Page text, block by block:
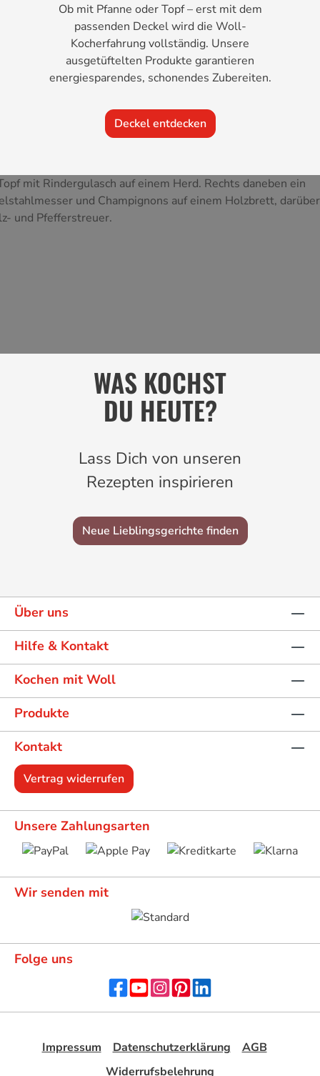
Ob mit Pfanne oder Topf – erst mit dem
passenden Deckel wird die Woll-
Kocherfahrung vollständig. Unsere
ausgetüftelten Produkte garantieren
energiesparendes, schonendes Zubereiten.
Deckel entdecken
WAS KOCHST
DU HEUTE?
Lass Dich von unseren
Rezepten inspirieren
Neue Lieblingsgerichte finden
Über uns
Hilfe & Kontakt
Kochen mit Woll
Produkte
Kontakt
Vertrag widerrufen
Unsere Zahlungsarten
Wir senden mit
Folge uns
Impressum Datenschutzerklärung
AGB
Widerrufsbelehrung